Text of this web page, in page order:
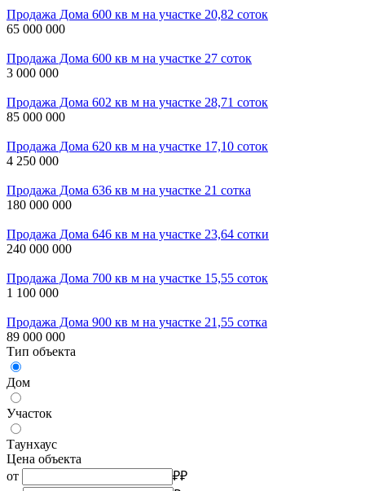
Продажа Дома 600 кв м на участке 20,82 соток
65 000 000
Продажа Дома 600 кв м на участке 27 соток
3 000 000
Продажа Дома 602 кв м на участке 28,71 соток
85 000 000
Продажа Дома 620 кв м на участке 17,10 соток
4 250 000
Продажа Дома 636 кв м на участке 21 сотка
180 000 000
Продажа Дома 646 кв м на участке 23,64 сотки
240 000 000
Продажа Дома 700 кв м на участке 15,55 соток
1 100 000
Продажа Дома 900 кв м на участке 21,55 сотка
89 000 000
Тип объекта
Дом
Участок
Таунхаус
Цена объекта
от
₽₽